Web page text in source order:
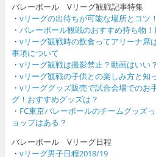
バレーボール Vリーグ観戦記事特集
・ vリーグの出待ちが可能な場所とコツ
・ バレーボール観戦のおすすめ持ち物
・ vリーグ観戦時の飲食ってアリーナ席
事項について
・ vリーグ観戦は撮影禁止？動画はいい
・ vリーグ観戦の子供との楽しみ方と知
・ vリーググッズ販売で試合会場でのお
グ！おすすめグッズは？
・ FC東京バレーボールのチームグッズ
ョップはある？
バレーボール Vリーグ日程
・ vリーグ男子日程2018/19